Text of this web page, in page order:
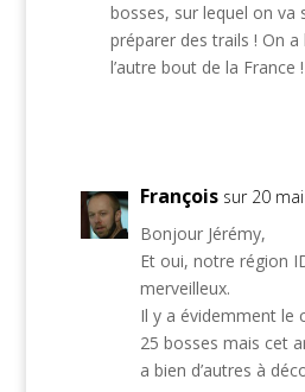
bosses, sur lequel on va
préparer des trails ! On a
l’autre bout de la France !
François sur 20
Bonjour Jérémy,
Et oui, notre région
merveilleux.
Il y a évidemment le
25 bosses mais cet
a bien d’autres à